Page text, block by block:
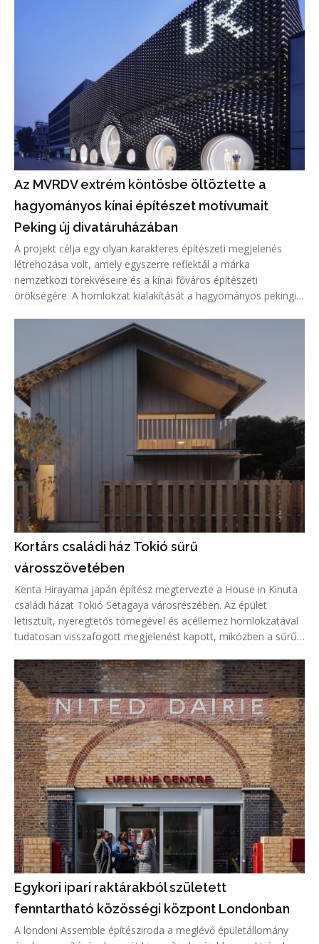
Az MVRDV extrém köntösbe öltöztette a
hagyományos kínai építészet motívumait
Peking új divatáruházában
A projekt célja egy olyan karakteres építészeti megjelenés
létrehozása volt, amely egyszerre reflektál a márka
nemzetközi törekvéseire és a kínai főváros építészeti
örökségére. A homlokzat kialakítását a hagyományos pekingi
formavilággal és innovat
Kortárs családi ház Tokió sűrű
városszövetében
Kenta Hirayama japán építész megtervezte a House in Kinuta
családi házat Tokió Setagaya városrészében. Az épület
letisztult, nyeregtetős tömegével és acéllemez homlokzatával
tudatosan visszafogott megjelenést kapott, miközben a sűrűn
privá
Egykori ipari raktárakból született
fenntartható közösségi központ Londonban
A londoni Assemble építésziroda a meglévő épületállomány